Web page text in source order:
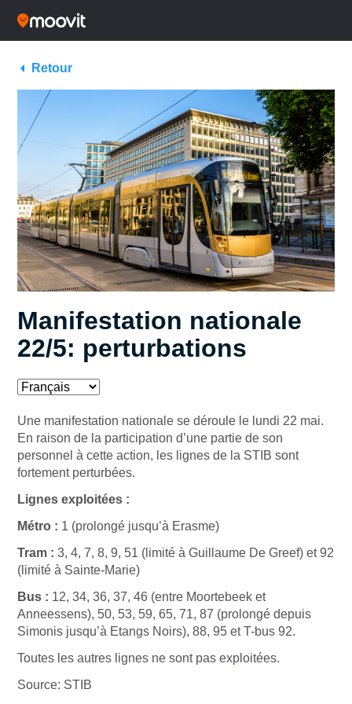
Retour
Manifestation nationale
22/5: perturbations
Une manifestation nationale se déroule le lundi 22 mai.
En raison de la participation d’une partie de son
personnel à cette action, les lignes de la STIB sont
fortement perturbées.
Lignes exploitées :
Métro : 1 (prolongé jusqu’à Erasme)
Tram : 3, 4, 7, 8, 9, 51 (limité à Guillaume De Greef) et 92
(limité à Sainte-Marie)
Bus : 12, 34, 36, 37, 46 (entre Moortebeek et
Anneessens), 50, 53, 59, 65, 71, 87 (prolongé depuis
Simonis jusqu’à Etangs Noirs), 88, 95 et T-bus 92.
Toutes les autres lignes ne sont pas exploitées.
Source: STIB